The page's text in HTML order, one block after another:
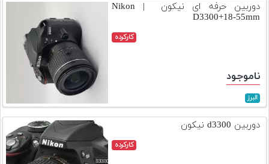
دوم
اجاره
دوربین
و
تجهیزات
دوربین حرفه ای نیکون | Nikon
D3300+18-55mm
کارکرده
ناموجود
البرز
دوربین d3300 نیکون
کارکرده